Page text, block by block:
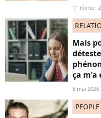
11 février
Mais
ça m'a
6 mai 2026
PEOPLE